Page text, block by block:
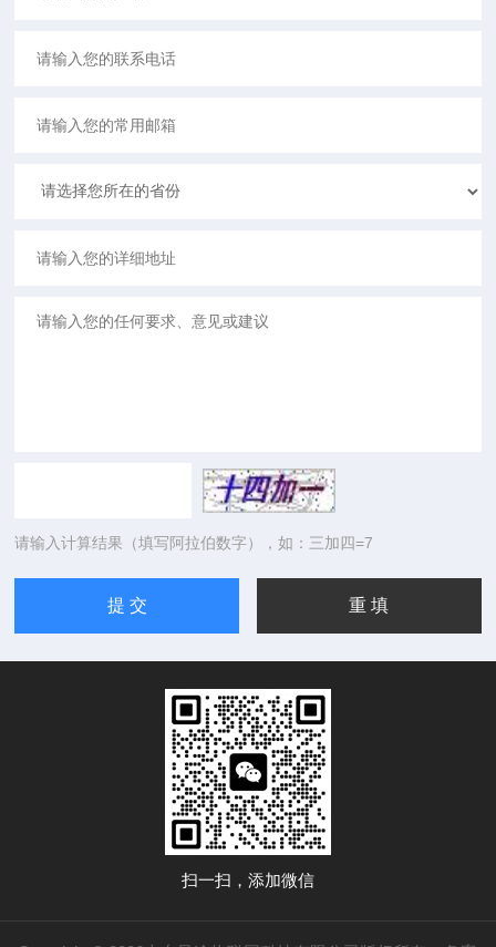
请输入计算结果（填写阿拉伯数字），如：三加四=7
扫一扫，添加微信